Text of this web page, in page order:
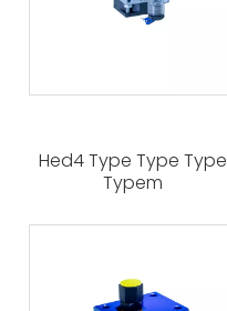
Hed4 Type Type Type
Typem